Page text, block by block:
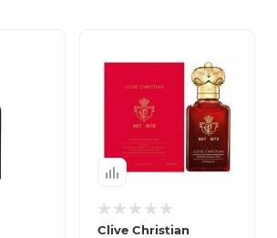
Clive Christian